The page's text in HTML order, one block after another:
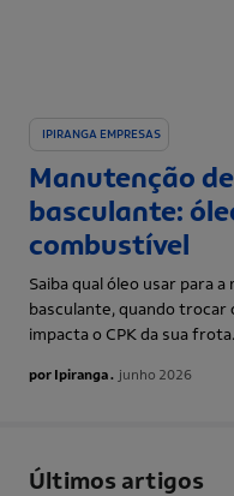
IPIRANGA EMPRESAS
Manutenção
basculante:
combustível
Saiba qual óleo usar para
basculante, quando
impacta o CPK da sua frota.
por Ipiranga . junho 2026
Últimos artigos